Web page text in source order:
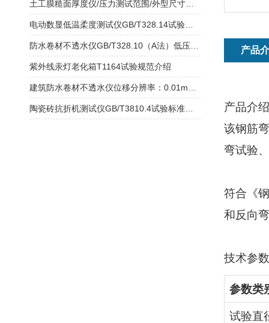
产品
产品介
该钢筋
弯试验
符合《
和反向
技术参
参数类
试验直
紫外线汞灯老化箱T1164试验规范介绍